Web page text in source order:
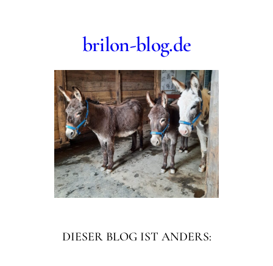
brilon-blog.de
DIESER BLOG IST ANDERS: